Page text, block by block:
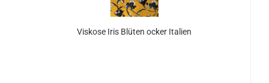
Viskose Iris Blüten ocker Italien